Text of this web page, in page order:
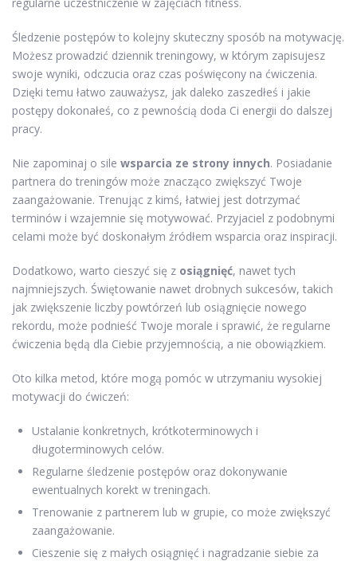
Śledzenie postępów to kolejny skuteczny sposób na motywację.
Możesz prowadzić dziennik treningowy, w którym zapisujesz
swoje wyniki, odczucia oraz czas poświęcony na ćwiczenia.
Dzięki temu łatwo zauważysz, jak daleko zaszedłeś i jakie
postępy dokonałeś, co z pewnością doda Ci energii do dalszej
pracy.
Nie zapominaj o sile wsparcia ze strony innych. Posiadanie
partnera do treningów może znacząco zwiększyć Twoje
zaangażowanie. Trenując z kimś, łatwiej jest dotrzymać
terminów i wzajemnie się motywować. Przyjaciel z podobnymi
celami może być doskonałym źródłem wsparcia oraz inspiracji.
Dodatkowo, warto cieszyć się z osiągnięć, nawet tych
najmniejszych. Świętowanie nawet drobnych sukcesów, takich
jak zwiększenie liczby powtórzeń lub osiągnięcie nowego
rekordu, może podnieść Twoje morale i sprawić, że regularne
ćwiczenia będą dla Ciebie przyjemnością, a nie obowiązkiem.
Oto kilka metod, które mogą pomóc w utrzymaniu wysokiej
motywacji do ćwiczeń:
Ustalanie konkretnych, krótkoterminowych i
długoterminowych celów.
Regularne śledzenie postępów oraz dokonywanie
ewentualnych korekt w treningach.
Trenowanie z partnerem lub w grupie, co może zwiększyć
zaangażowanie.
Cieszenie się z małych osiągnięć i nagradzanie siebie za